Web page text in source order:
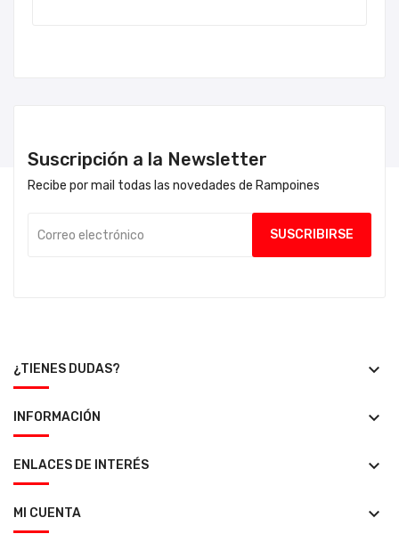
Suscripción a la Newsletter
Recibe por mail todas las novedades de Rampoines
¿TIENES DUDAS? keyboard_arrow_down
INFORMACIÓN keyboard_arrow_down
ENLACES DE INTERÉS keyboard_arrow_down
MI CUENTA keyboard_arrow_down